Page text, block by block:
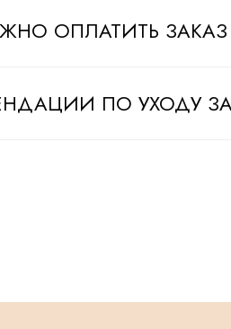
ОПЛАТИТЬ ЗАКАЗ
ПО УХОДУ